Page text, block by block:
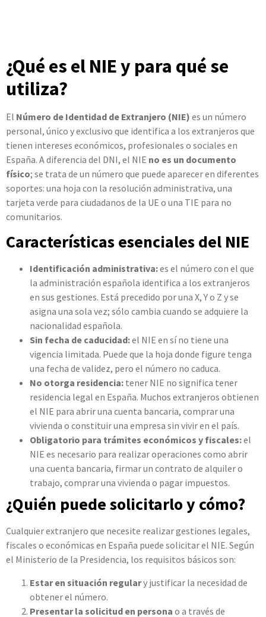
¿Qué es el NIE y para qué se
utiliza?
El Número de Identidad de Extranjero (NIE) es un número
personal, único y exclusivo que identifica a los extranjeros que
tienen intereses económicos, profesionales o sociales en
España. A diferencia del DNI, el NIE no es un documento
físico; se trata de un número que puede aparecer en diferentes
soportes: una hoja con la resolución administrativa, una
tarjeta verde para ciudadanos de la UE o una TIE para no
comunitarios.
Características esenciales del NIE
Identificación administrativa:es el número con el que
la administración española identifica a los extranjeros
en sus gestiones. Está precedido por una X, Y o Z y se
asigna una sola vez; sólo cambia cuando se adquiere la
nacionalidad española.
Sin fecha de caducidad:el NIE en sí no tiene una
vigencia limitada. Puede que la hoja donde figure tenga
una fecha de validez, pero el número no caduca.
No otorga residencia: tener NIE no significa tener
residencia legal en España. Muchos extranjeros obtienen
el NIE para abrir una cuenta bancaria, comprar una
vivienda o constituir una empresa sin vivir en el país.
Obligatorio para trámites económicos y fiscales:el
NIE es necesario para realizar operaciones como abrir
una cuenta bancaria, firmar un contrato de alquiler o
trabajo, comprar una vivienda o pagar impuestos.
¿Quién puede solicitarlo y cómo?
Cualquier extranjero que necesite realizar gestiones legales,
fiscales o económicas en España puede solicitar el NIE. Según
el Ministerio de la Presidencia, los requisitos básicos son:
Estar en situación regulary justificar la necesidad de
obtener el número.
Presentar la solicitud en persona o a través de